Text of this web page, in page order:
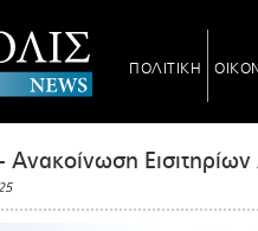
ΠΟΛΙΤΙΚΗ
Εισιτηρίων